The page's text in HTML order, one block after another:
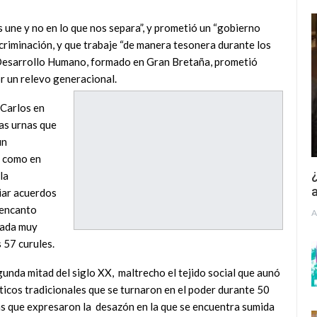
y no en lo que nos separa”, y prometió un “gobierno
y que trabaje “de manera tesonera durante los
Humano, formado en Gran Bretaña, prometió
un relevo generacional.
en
urnas que
en
acuerdos
muy
57 curules.
mitad del siglo XX, maltrecho el tejido social que aunó
tradicionales que se turnaron en el poder durante 50
expresaron la desazón en la que se encuentra sumida